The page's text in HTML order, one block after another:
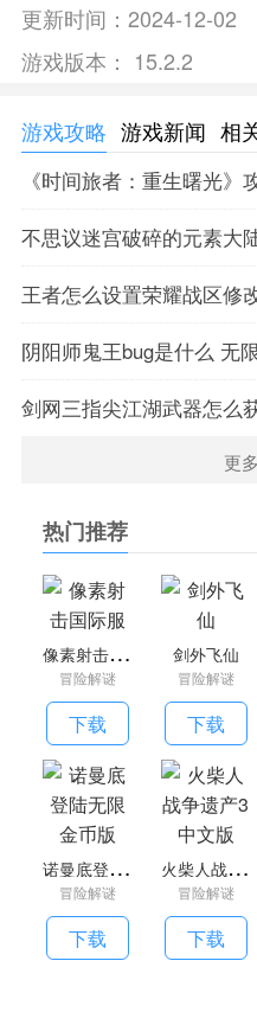
手游亮点
1、独特 战斗：在这款游
2、 像素风格：像素射击
家可以在游戏世界中体验独
3、丰富武器：多种强力
4、海量关卡：在这款游
手游优势
斗，每个副本都有强大的对手
不同的地形和独特的场景，
则、强大的对手加入，让游
4、自由控制：只需点击
难度可以切换，还有许多隐
像素射击国际服怎么打彩字
《像素射击》游戏中打彩
码，具体使用方法如下：
1、首先进入《像素射
2、然后选择一个需要打
心为例，如下图所示：
3、然后选择消息中心中
4、这里只要在字面前加
出相对应的字体，比如打出
更新时间： 2024-12-02
游戏版本： 15.2.2
游戏攻略 游戏新闻 相
《时间旅者：重生曙光》攻略——很恐怖
不思议迷宫破碎的元素大陆新手攻
王者怎么设置荣耀战区修改_王者
阴阳师鬼王bug是什么 无限刷鬼
剑网三指尖江湖武器怎么获得_剑网3
更
热门推荐
像
素射击国际服
冒险解谜
下载
剑外飞仙
冒险解谜
下载
诺
曼底登陆无限金币版
冒险解谜
下载
火
柴人战争遗产3中文版
冒险解谜
下载